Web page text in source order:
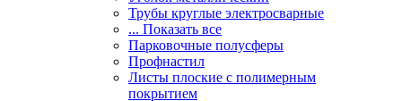
Трубы круглые электросварные
... Показать все
Парковочные полусферы
Профнастил
Листы плоские с полимерным
покрытием